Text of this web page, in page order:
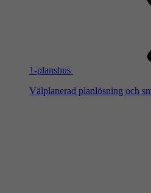
1-planshus
Välplanerad planlösning och